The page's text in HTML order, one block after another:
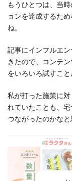
もうひとつは、当
ョンを達成するた
ね。
記事にインフルエ
きたので、コンテ
をいろいろ試すこと
私が打った施策に
れていたことも、
つながったのかなと